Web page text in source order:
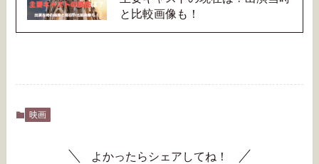
と比較画像も！
映画
よかったらシェアしてね！